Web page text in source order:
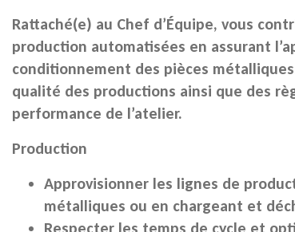
Rattaché(e) au Chef d’Équipe, vous
production automatisées en assurant
conditionnement des pièces
qualité des productions ainsi que des
performance de l’atelier.
Production
Approvisionner les lignes de
métalliques ou en chargeant et
Respecter les temps de cycle et